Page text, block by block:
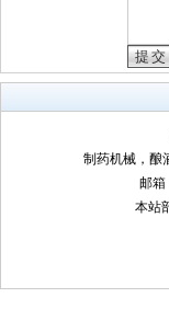
制药机械，酿
邮箱
本站